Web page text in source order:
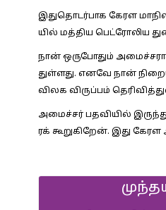
இதுதொடர்பாக கேரள
யில் மத்​திய பெட்​ரோலிய
நான் ஒருபோதும்
துள்​ளது. எனவே நான்
விலக விருப்​பம்
அமைச்​சர் பதவி​யில்
ரக் கூறுகிறேன். இது